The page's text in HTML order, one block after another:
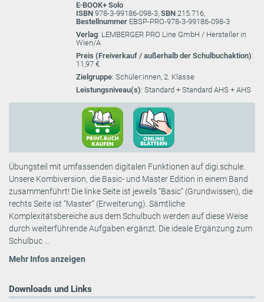
E-BOOK+ Solo
ISBN 978-3-99186-098-3, SBN 215.716,
Bestellnummer EBSP-PRO-978-3-99186-098-3
Verlag: LEMBERGER PRO Line GmbH / Hersteller in
Wien/A
Preis (Freiverkauf / außerhalb der Schulbuchaktion):
11,97 €
Zielgruppe: Schüler:innen, 2. Klasse
Leistungsniveau(s): Standard + Standard AHS + AHS
Übungsteil mit umfassenden digitalen Funktionen auf digi.schule.
Unsere Kombiversion, die Basic- und Master Edition in einem Band
zusammenführt! Die linke Seite ist jeweils “Basic“ (Grundwissen), die
rechts Seite ist “Master“ (Erweiterung). Sämtliche
Komplexitätsbereiche aus dem Schulbuch werden auf diese Weise
durch weiterführende Aufgaben ergänzt. Die ideale Ergänzung zum
Schulbuc ...
Mehr Infos anzeigen
Downloads und Links